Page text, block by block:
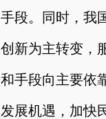
段。同时，我
新为主转变，
手段向主要依
展机遇，加快